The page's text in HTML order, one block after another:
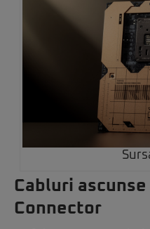
Cabluri ascunse
Connector